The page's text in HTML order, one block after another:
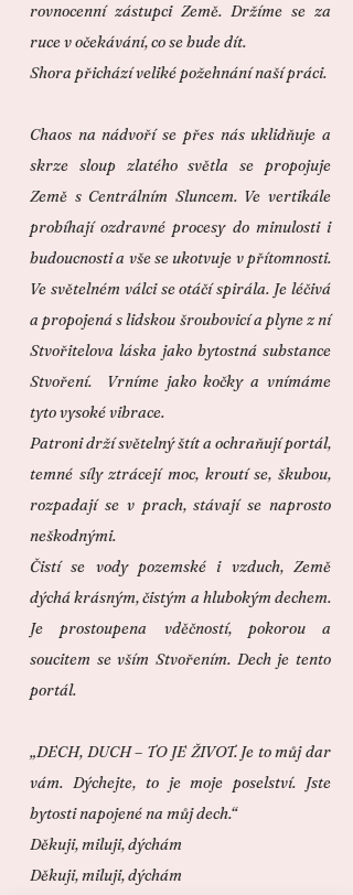
rovnocenní zástupci Země. Držíme se za
ruce v očekávání, co se bude dít.
Shora přichází veliké požehnání naší práci.
Chaos na nádvoří se přes nás uklidňuje a
skrze sloup zlatého světla se propojuje
Země s Centrálním Sluncem. Ve vertikále
probíhají ozdravné procesy do minulosti i
budoucnosti a vše se ukotvuje v přítomnosti.
Ve světelném válci se otáčí spirála. Je léčivá
a propojená s lidskou šroubovicí a plyne z ní
Stvořitelova láska jako bytostná substance
Stvoření. Vrníme jako kočky a vnímáme
tyto vysoké vibrace.
Patroni drží světelný štít a ochraňují portál,
temné síly ztrácejí moc, kroutí se, škubou,
rozpadají se v prach, stávají se naprosto
neškodnými.
Čistí se vody pozemské i vzduch, Země
dýchá krásným, čistým a hlubokým dechem.
Je prostoupena vděčností, pokorou a
soucitem se vším Stvořením. Dech je tento
portál.
„DECH, DUCH – TO JE ŽIVOT. Je to můj dar
vám. Dýchejte, to je moje poselství. Jste
bytosti napojené na můj dech.“
Děkuji, miluji, dýchám
Děkuji, miluji, dýchám